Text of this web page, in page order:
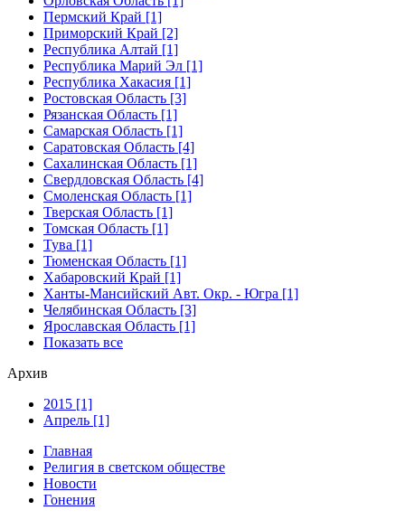
Пермский Край [1]
Приморский Край [2]
Республика Алтай [1]
Республика Марий Эл [1]
Республика Хакасия [1]
Ростовская Область [3]
Рязанская Область [1]
Самарская Область [1]
Саратовская Область [4]
Сахалинская Область [1]
Свердловская Область [4]
Смоленская Область [1]
Тверская Область [1]
Томская Область [1]
Тува [1]
Тюменская Область [1]
Хабаровский Край [1]
Ханты-Мансийский Авт. Окр. - Югра [1]
Челябинская Область [3]
Ярославская Область [1]
Показать все
Архив
2015 [1]
Апрель [1]
Главная
Религия в светском обществе
Новости
Гонения